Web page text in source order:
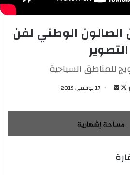
الوطني لفن
التصوير
للمناطق السياحية
ت
ب
ع
ع
ى
س
ل
ب
17 نوفمبر، 2019